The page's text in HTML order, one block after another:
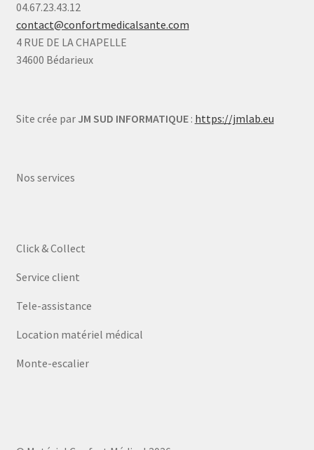
04.67.23.43.12
contact@confortmedicalsante.com
4 RUE DE LA CHAPELLE
34600 Bédarieux
Site crée par JM SUD INFORMATIQUE: https://jmlab.eu
Nos services
Click & Collect
Service client
Tele-assistance
Location matériel médical
Monte-escalier